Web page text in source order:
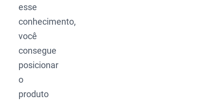
esse
conhecimento,
você
consegue
posicionar
o
produto